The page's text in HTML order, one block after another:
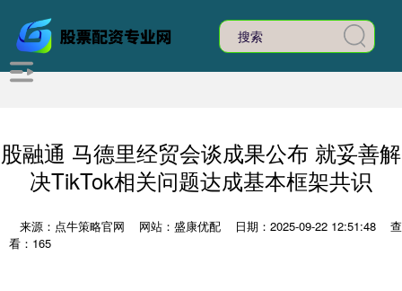
股融通 马德里经贸会谈成果公布 就妥善解
决TikTok相关问题达成基本框架共识
来源：点牛策略官网 网站：盛康优配 日期：2025-09-22 12:51:48
查
看：165